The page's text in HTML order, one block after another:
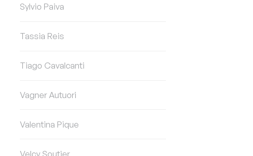
Sylvio Paiva
Tassia Reis
Tiago Cavalcanti
Vagner Autuori
Valentina Pique
Velcy Soutier